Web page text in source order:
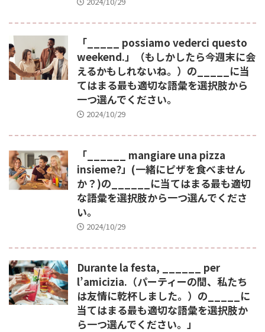
「_____ possiamo vederci questo
weekend.」（もしかしたら今週末に会
えるかもしれないね。）の_____に当
てはまる最も適切な語彙を選択肢から
一つ選んでください。
2024/10/29
「______ mangiare una pizza
insieme?」(一緒にピザを食べません
か？)の______に当てはまる最も適切
な語彙を選択肢から一つ選んでくださ
い。
2024/10/29
Durante la festa, ______ per
l’amicizia.（パーティーの間、私たち
は友情に乾杯しました。）の_____に
当てはまる最も適切な語彙を選択肢か
ら一つ選んでください。」